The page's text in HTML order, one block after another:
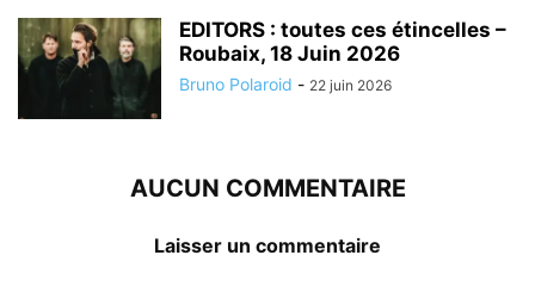
EDITORS : toutes ces étincelles –
Roubaix, 18 Juin 2026
Bruno Polaroid - 22 juin 2026
AUCUN COMMENTAIRE
Laisser un commentaire